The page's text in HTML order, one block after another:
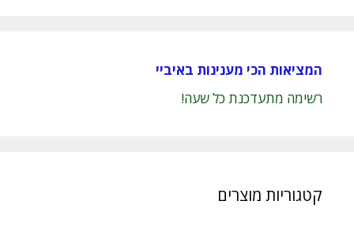
המציאות הכי מענינות באיביי
רשימה מתעדכנת כל שעה!
קטגוריות מוצרים